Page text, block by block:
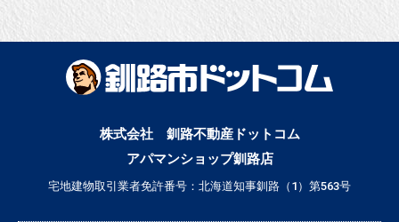
株式会社 釧路不動産ドットコム
アパマンショップ釧路店
宅地建物取引業者免許番号：北海道知事釧路（1）第563号